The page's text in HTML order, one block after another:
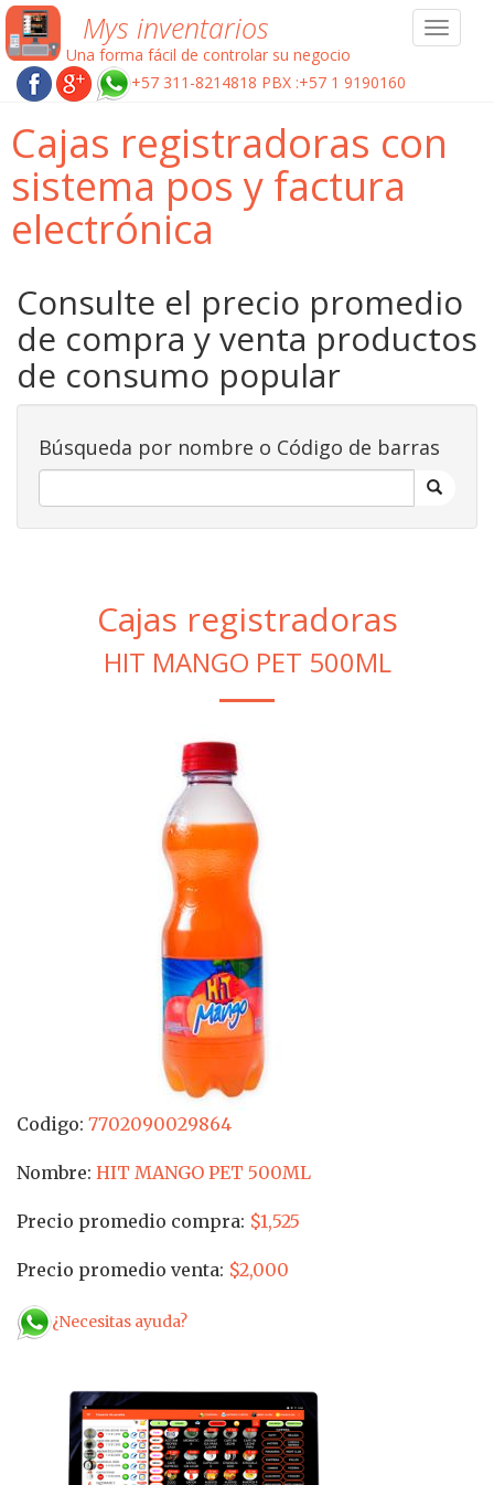
Toggle
Mys inventarios
Una forma fácil de controlar su negocio
+57 311-8214818 PBX :+57 1 9190160
Cajas registradoras con
sistema pos y factura
electrónica
Consulte el precio promedio
de compra y venta productos
de consumo popular
Búsqueda por nombre o Código de barras
Cajas registradoras
HIT MANGO PET 500ML
Codigo: 7702090029864
Nombre: HIT MANGO PET 500ML
Precio promedio compra: $1,525
Precio promedio venta: $2,000
¿Necesitas ayuda?